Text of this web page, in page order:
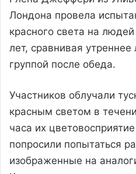
Лондона провела
красного света на
лет, сравнивая утреннее
группой после обеда.
Участников облучали
красным светом в
часа их
попросили попытаться
изображенные на